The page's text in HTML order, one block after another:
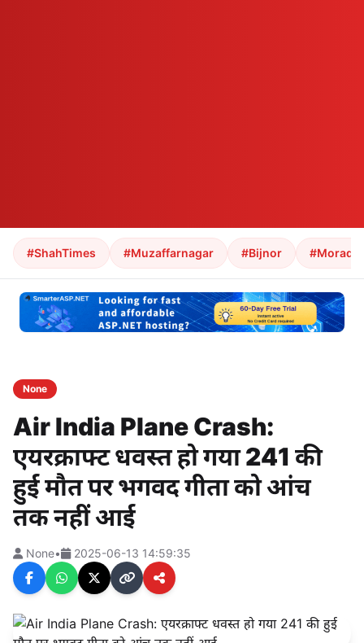
#ShahTimes #Muzaffarnagar #Bijnor
None
Air India Plane Crash:
एयरक्राफ्ट धवस्त हो गया 241 की
हुई मौत पर भगवद गीता को आंच
तक नहीं आई
None• 2025-06-13 14:59:35